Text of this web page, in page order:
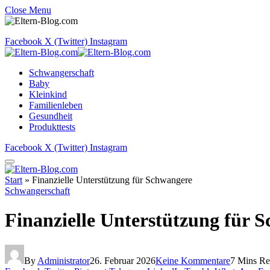
Close Menu
Facebook X (Twitter) Instagram
Schwangerschaft
Baby
Kleinkind
Familienleben
Gesundheit
Produkttests
Facebook X (Twitter) Instagram
Start » Finanzielle Unterstützung für Schwangere
Schwangerschaft
Finanzielle Unterstützung für
By Administrator26. Februar 2026Keine Kommentare7 Mins